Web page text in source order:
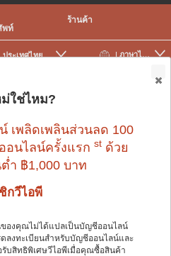
พท์
ร้านค้า
| ภาษาไทย
ประเทศไทย
|
> การทำความสะอาดกรงและกลิ่น
ใช่ไหม?
เพลิดเพลินส่วนลด 100
อนไลน์ครั้งแรกst ด้วย
ำ ฿1,000 บาท
กวีไอพี
ของคุณไม่ได้แปลเป็นบัญชีออนไลน์
ลงทะเบียนสำหรับบัญชีออนไลน์และ
บสิทธิพิเศษวีไอพีเมื่อคุณซื้อสินค้า